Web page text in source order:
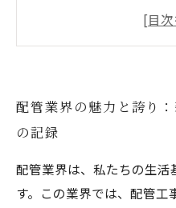
技術革新と成長の機
新たな誇りを胸に：
配管業界の魅力と誇り
の記録
配管業界は、私たちの生
す。この業界では、配管